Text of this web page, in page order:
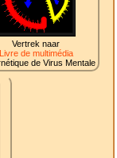
Vertrek naar
Livre de multimédia
de Virus Mentale